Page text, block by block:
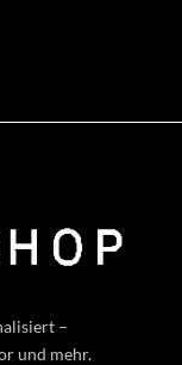
–
und mehr.